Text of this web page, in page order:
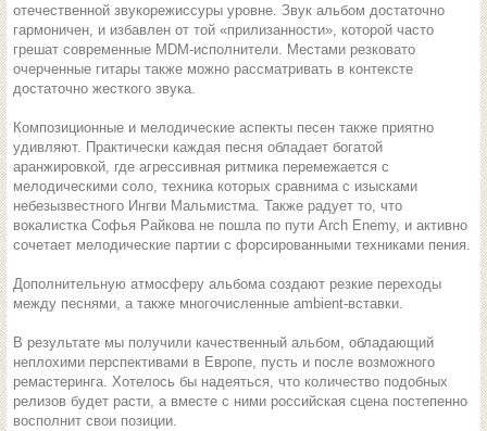
отечественной звукорежиссуры уровне. Звук альбом достаточно
гармоничен, и избавлен от той «прилизанности», которой часто
грешат современные MDM-исполнители. Местами резковато
очерченные гитары также можно рассматривать в контексте
достаточно жесткого звука.
Композиционные и мелодические аспекты песен также приятно
удивляют. Практически каждая песня обладает богатой
аранжировкой, где агрессивная ритмика перемежается с
мелодическими соло, техника которых сравнима с изысками
небезызвестного Ингви Мальмистма. Также радует то, что
вокалистка Софья Райкова не пошла по пути Arch Enemy, и активно
сочетает мелодические партии с форсированными техниками пения.
Дополнительную атмосферу альбома создают резкие переходы
между песнями, а также многочисленные ambient-вставки.
В результате мы получили качественный альбом, обладающий
неплохими перспективами в Европе, пусть и после возможного
ремастеринга. Хотелось бы надеяться, что количество подобных
релизов будет расти, а вместе с ними российская сцена постепенно
восполнит свои позиции.